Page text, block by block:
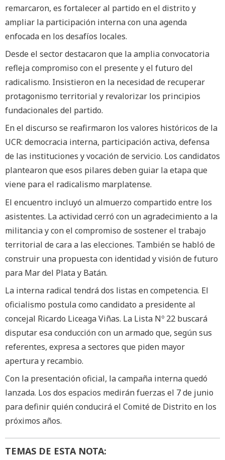
remarcaron, es fortalecer al partido en el distrito y
ampliar la participación interna con una agenda
enfocada en los desafíos locales.
Desde el sector destacaron que la amplia convocatoria
refleja compromiso con el presente y el futuro del
radicalismo. Insistieron en la necesidad de recuperar
protagonismo territorial y revalorizar los principios
fundacionales del partido.
En el discurso se reafirmaron los valores históricos de la
UCR: democracia interna, participación activa, defensa
de las instituciones y vocación de servicio. Los candidatos
plantearon que esos pilares deben guiar la etapa que
viene para el radicalismo marplatense.
El encuentro incluyó un almuerzo compartido entre los
asistentes. La actividad cerró con un agradecimiento a la
militancia y con el compromiso de sostener el trabajo
territorial de cara a las elecciones. También se habló de
construir una propuesta con identidad y visión de futuro
para Mar del Plata y Batán.
La interna radical tendrá dos listas en competencia. El
oficialismo postula como candidato a presidente al
concejal Ricardo Liceaga Viñas. La Lista Nº 22 buscará
disputar esa conducción con un armado que, según sus
referentes, expresa a sectores que piden mayor
apertura y recambio.
Con la presentación oficial, la campaña interna quedó
lanzada. Los dos espacios medirán fuerzas el 7 de junio
para definir quién conducirá el Comité de Distrito en los
próximos años.
TEMAS DE ESTA NOTA: